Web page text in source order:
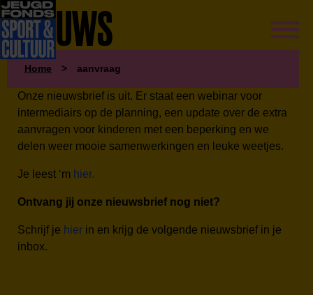
NIEUWS
Home > aanvraag
Onze nieuwsbrief is uit. Er staat een webinar voor
intermediairs op de planning, een update over de extra
aanvragen voor kinderen met een beperking en we
delen weer mooie samenwerkingen en leuke weetjes.
Je leest ‘m hier.
Ontvang jij onze nieuwsbrief nog niet?
Schrijf je hier in en krijg de volgende nieuwsbrief in je
inbox.